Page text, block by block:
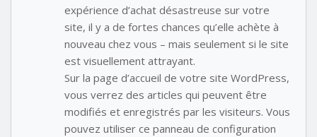
expérience d’achat désastreuse sur votre
site, il y a de fortes chances qu’elle achète à
nouveau chez vous – mais seulement si le site
est visuellement attrayant.
Sur la page d’accueil de votre site WordPress,
vous verrez des articles qui peuvent être
modifiés et enregistrés par les visiteurs. Vous
pouvez utiliser ce panneau de configuration